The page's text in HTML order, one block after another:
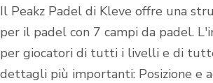
Il Peakz Padel di Kleve offre una
per il padel con 7 campi da padel.
per giocatori di tutti i livelli e di
dettagli più importanti: Posizione e